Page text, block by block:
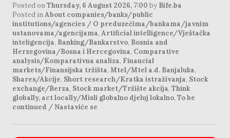
Posted onThursday, 6 August 2026, 7:00 by Bife.ba
Posted inAbout companies/banks/public
institutions/agencies / O preduzećima/bankama/javnim
ustanovama/agencijama, Artificial intelligence/Vještačka
inteligencija, Banking/Bankarstvo, Bosnia and
Herzegovina/Bosna i Hercegovina, Comparative
analysis/Komparativna analiza, Financial
markets/Finansijska tržišta, Mtel/Mtel a.d. Banjaluka,
Shares/Akcije, Short research/Kratka istraživanja, Stock
exchange/Berza, Stock market/Tržište akcija, Think
globally, act locally/Misli globalno djeluj lokalno, To be
continued / Nastaviće se